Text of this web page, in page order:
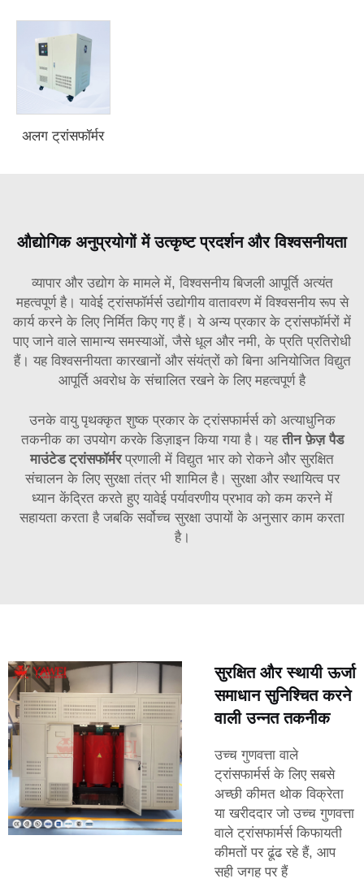
अलग ट्रांसफॉर्मर
औद्योगिक अनुप्रयोगों में उत्कृष्ट प्रदर्शन और विश्वसनीयता
व्यापार और उद्योग के मामले में, विश्वसनीय बिजली आपूर्ति अत्यंत
महत्वपूर्ण है। यावेई ट्रांसफॉर्मर्स उद्योगीय वातावरण में विश्वसनीय रूप से
कार्य करने के लिए निर्मित किए गए हैं। ये अन्य प्रकार के ट्रांसफॉर्मरों में
पाए जाने वाले सामान्य समस्याओं, जैसे धूल और नमी, के प्रति प्रतिरोधी
हैं। यह विश्वसनीयता कारखानों और संयंत्रों को बिना अनियोजित विद्युत
आपूर्ति अवरोध के संचालित रखने के लिए महत्वपूर्ण है
उनके वायु पृथक्कृत शुष्क प्रकार के ट्रांसफार्मर्स को अत्याधुनिक
तकनीक का उपयोग करके डिज़ाइन किया गया है। यहतीन फ़ेज़ पैड
माउंटेड ट्रांसफॉर्मरप्रणाली में विद्युत भार को रोकने और सुरक्षित
संचालन के लिए सुरक्षा तंत्र भी शामिल है। सुरक्षा और स्थायित्व पर
ध्यान केंद्रित करते हुए यावेई पर्यावरणीय प्रभाव को कम करने में
सहायता करता है जबकि सर्वोच्च सुरक्षा उपायों के अनुसार काम करता
है।
सुरक्षित और स्थायी ऊर्जा
समाधान सुनिश्चित करने
वाली उन्नत तकनीक
उच्च गुणवत्ता वाले
ट्रांसफार्मर्स के लिए सबसे
अच्छी कीमत थोक विक्रेता
या खरीददार जो उच्च गुणवत्ता
वाले ट्रांसफार्मर्स किफायती
कीमतों पर ढूंढ रहे हैं, आप
सही जगह पर हैं